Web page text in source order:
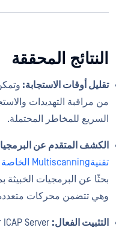
النتائج المحققة
تقليل أوقات الاستجابة:
من مراقبة التهديدات
السريع للمخاطر المحتملة.
الكشف المتقدم عن
تقنيةMultiscanning الخاصة بـ
وهي تتضمن محركات
التثبيت الفعال: